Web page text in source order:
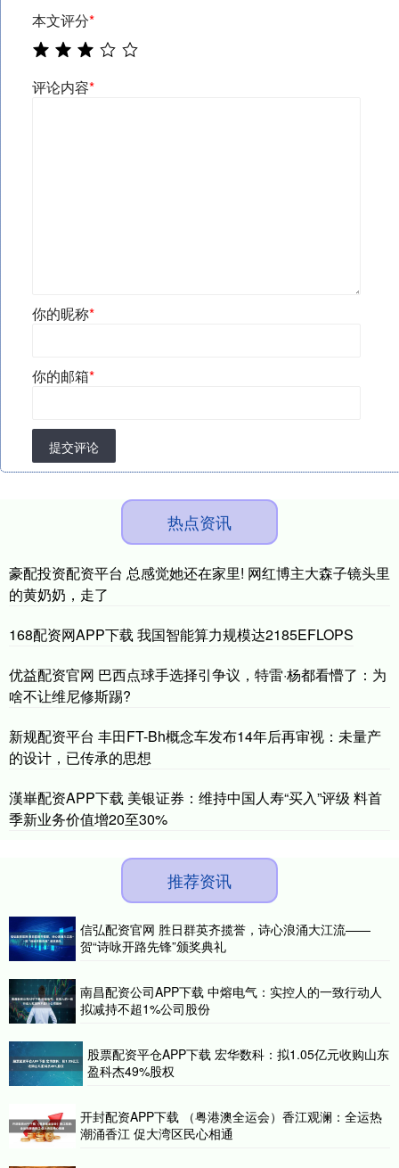
本文评分*
评论内容*
你的昵称*
你的邮箱*
提交评论
热点资讯
豪配投资配资平台 总感觉她还在家里! 网红博主大森子镜头里
的黄奶奶，走了
168配资网APP下载 我国智能算力规模达2185EFLOPS
优益配资官网 巴西点球手选择引争议，特雷·杨都看懵了：为
啥不让维尼修斯踢?
新规配资平台 丰田FT-Bh概念车发布14年后再审视：未量产
的设计，已传承的思想
漢崋配资APP下载 美银证券：维持中国人寿“买入”评级 料首
季新业务价值增20至30%
推荐资讯
信弘配资官网 胜日群英齐揽誉，诗心浪涌大江流——
贺“诗咏开路先锋”颁奖典礼
南昌配资公司APP下载 中熔电气：实控人的一致行动人
拟减持不超1%公司股份
股票配资平仓APP下载 宏华数科：拟1.05亿元收购山东
盈科杰49%股权
开封配资APP下载 （粤港澳全运会）香江观澜：全运热
潮涌香江 促大湾区民心相通